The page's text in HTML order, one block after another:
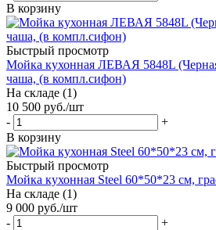
В корзину
Быстрый просмотр
Мойка кухонная ЛЕВАЯ 5848L
чаша, (в компл.сифон)
На складе (1)
10 500 руб./шт
-
+
В корзину
Быстрый просмотр
Мойка кухонная Steel 60*50*23 см,
На складе (1)
9 000 руб./шт
-
+